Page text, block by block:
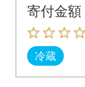
寄付金額
冷蔵